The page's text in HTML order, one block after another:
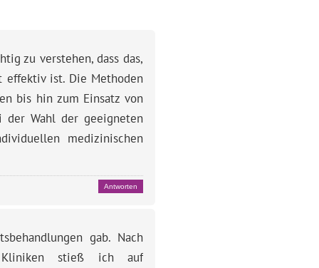
zu verstehen, dass das,
effektiv ist. Die Methoden
bis hin zum Einsatz von
der Wahl der geeigneten
medizinischen
Antworten
gab. Nach
Kliniken stieß ich auf